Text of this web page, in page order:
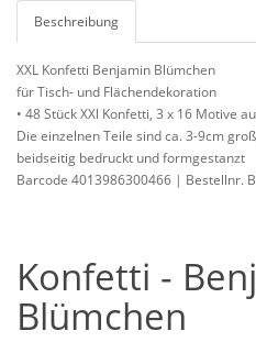
Beschreibung
XXL Konfetti Benjamin Blümchen
für Tisch- und Flächendekoration
• 48 Stück XXl Konfetti, 3 x 16 Motive
Die einzelnen Teile sind ca. 3-9cm
beidseitig bedruckt und formgestanzt
Barcode 4013986300466 | Bestellnr.
Konfetti -
Blümchen